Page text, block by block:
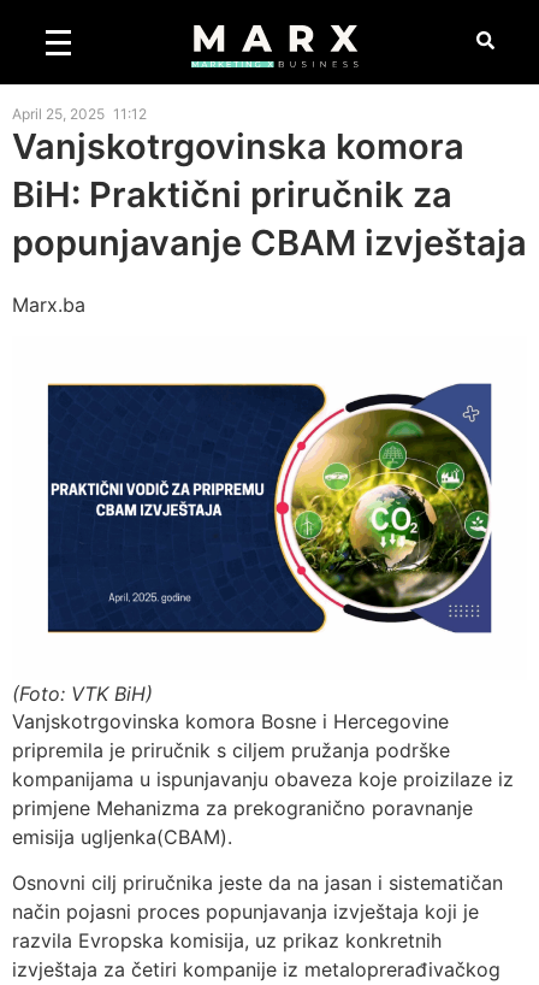
April 25, 2025 11:12
Vanjskotrgovinska komora
BiH: Praktični priručnik za
popunjavanje CBAM izvještaja
Marx.ba
(Foto: VTK BiH)
Vanjskotrgovinska komora Bosne i Hercegovine
pripremila je priručnik s ciljem pružanja podrške
kompanijama u ispunjavanju obaveza koje proizilaze iz
primjene Mehanizma za prekogranično poravnanje
emisija ugljenka(CBAM).
Osnovni cilj priručnika jeste da na jasan i sistematičan
način pojasni proces popunjavanja izvještaja koji je
razvila Evropska komisija, uz prikaz konkretnih
izvještaja za četiri kompanije iz metaloprerađivačkog